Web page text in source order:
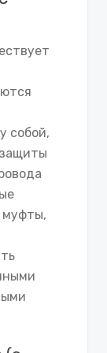
собой,
муфты,